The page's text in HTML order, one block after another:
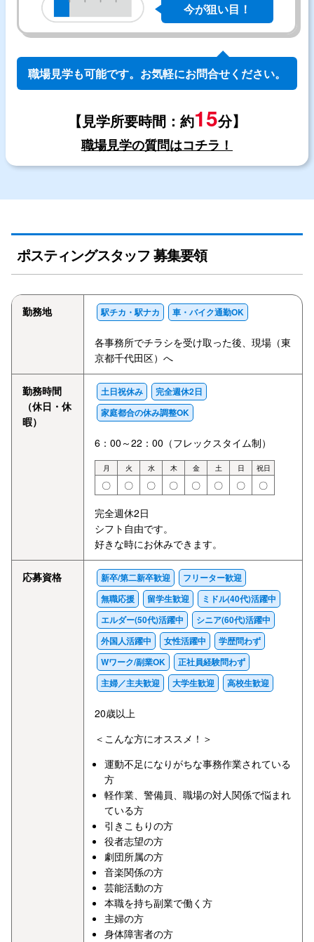
今が狙い目！
職場見学も可能です。お気軽にお問合せください。
【見学所要時間：約15分】
職場見学の質問はコチラ！
ポスティングスタッフ 募集要領
勤務地 駅チカ・駅ナカ 車・バイク通勤OK
各事務所でチラシを受け取った後、現場（東
京都千代田区）へ
勤務時間
（休日・休
暇）
土日祝休み
完全週休2日
家庭都合の休み調整OK
6：00～22：00（フレックスタイム制）
月 火 水 木 金 土 日 祝日
〇 〇 〇 〇 〇 〇 〇 〇
完全週休2日
シフト自由です。
好きな時にお休みできます。
応募資格 新卒/第二新卒歓迎
フリーター歓迎
無職応援
留学生歓迎
ミドル(40代)活躍中
エルダー(50代)活躍中
シニア(60代)活躍中
外国人活躍中
女性活躍中
学歴問わず
Wワーク/副業OK
正社員経験問わず
主婦／主夫歓迎
大学生歓迎 高校生歓迎
20歳以上
＜こんな方にオススメ！＞
運動不足になりがちな事務作業されている
方
軽作業、警備員、職場の対人関係で悩まれ
ている方
引きこもりの方
役者志望の方
劇団所属の方
音楽関係の方
芸能活動の方
本職を持ち副業で働く方
主婦の方
身体障害者の方